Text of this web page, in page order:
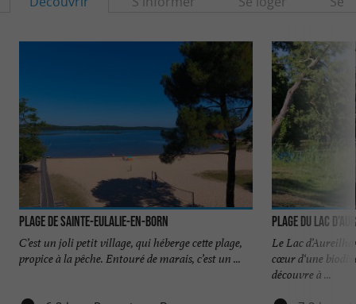
Plage de Sainte-Eulalie-en-Born
C’est un joli petit village, qui héberge cette plage,
propice à la pêche. Entouré de marais, c’est un ...
Plage du Lac
Le Lac
cœur d‘une
découvre à ...